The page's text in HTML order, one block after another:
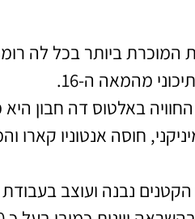
המוכרת ביותר בכל לה
מהמאה ה-16.
באלטוס דה חבון
חוסה אנטוניו קארו
נבנה ועוצב בעבודת